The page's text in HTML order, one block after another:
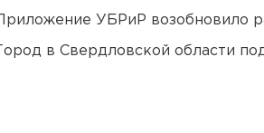
Приложение УБРиР возобновило
Город в Свердловской области